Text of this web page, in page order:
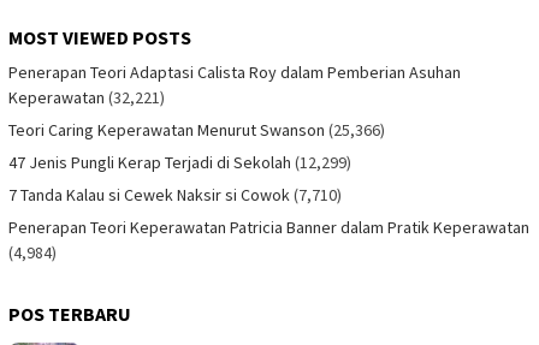
MOST VIEWED POSTS
Penerapan Teori Adaptasi Calista Roy dalam Pemberian Asuhan
Keperawatan (32,221)
Teori Caring Keperawatan Menurut Swanson (25,366)
47 Jenis Pungli Kerap Terjadi di Sekolah (12,299)
7 Tanda Kalau si Cewek Naksir si Cowok (7,710)
Penerapan Teori Keperawatan Patricia Banner dalam Pratik Keperawatan
(4,984)
POS TERBARU